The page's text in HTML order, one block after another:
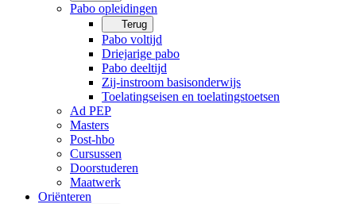
Pabo opleidingen
Terug
Pabo voltijd
Driejarige pabo
Pabo deeltijd
Zij-instroom basisonderwijs
Toelatingseisen en toelatingstoetsen
Ad PEP
Masters
Post-hbo
Cursussen
Doorstuderen
Maatwerk
Oriënteren